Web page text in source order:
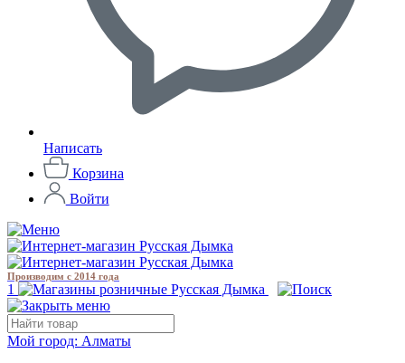
Написать
Корзина
Войти
Производим с 2014 года
1
Мой город: Алматы